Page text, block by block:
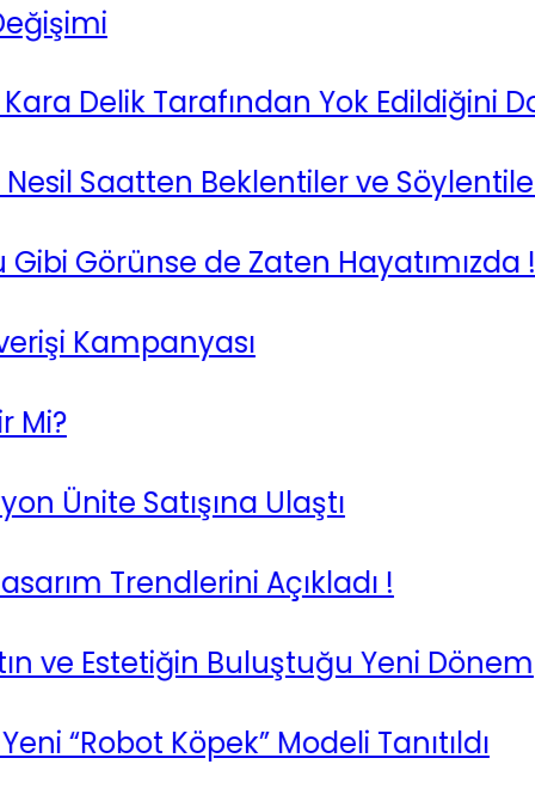
Delik Tarafından Yok Edildiğini
Saatten Beklentiler ve Söylentiler !
de Zaten Hayatımızda !
Kampanyası
Satışına Ulaştı
Trendlerini Açıkladı !
Estetiğin Buluştuğu Yeni Dönem
Köpek” Modeli Tanıtıldı